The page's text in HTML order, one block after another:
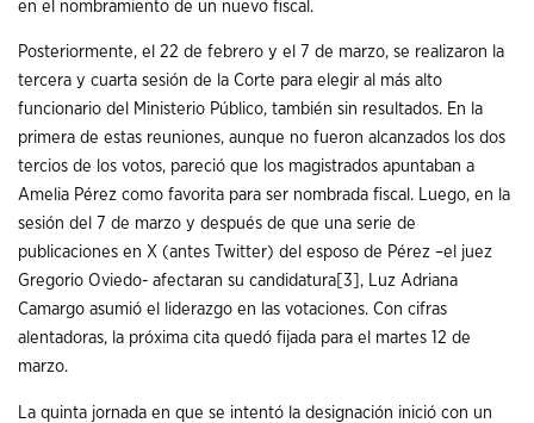
en el nombramiento de un nuevo fiscal.
Posteriormente, el 22 de febrero y el 7 de marzo, se realizaron la
tercera y cuarta sesión de la Corte para elegir al más alto
funcionario del Ministerio Público, también sin resultados. En la
primera de estas reuniones, aunque no fueron alcanzados los dos
tercios de los votos, pareció que los magistrados apuntaban a
Amelia Pérez como favorita para ser nombrada fiscal. Luego, en la
sesión del 7 de marzo y después de que una serie de
publicaciones en X (antes Twitter) del esposo de Pérez –el juez
Gregorio Oviedo- afectaran su candidatura [3] , Luz Adriana
Camargo asumió el liderazgo en las votaciones. Con cifras
alentadoras, la próxima cita quedó fijada para el martes 12 de
marzo.
La quinta jornada en que se intentó la designación inició con un